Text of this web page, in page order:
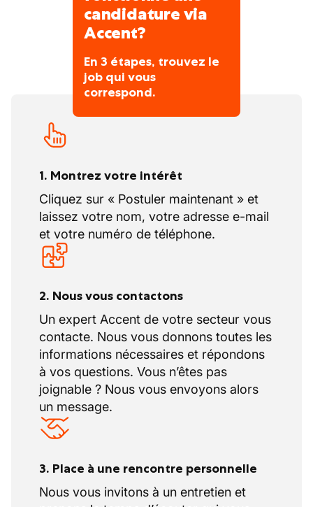
• Un matching précis entre votre profil et
l’entreprise qui vous correspond.
après chaque entretien, pour vous préparer
et vous rassurer à chaque étape.
poste, afin d’assurer votre épanouissement
dans l’entreprise.
Intéressé(e) ?
rencontrer deux job coach qui pensent que
le meilleur entretien commence par un bon
café ! (Et si vous préférez le thé ou un bon
verre d’eau, on s’adapte volontiers !)
candidature via
Accent?
En 3 étapes, trouvez le
job qui vous
correspond.
1. Montrez votre intérêt
Cliquez sur « Postuler maintenant » et
laissez votre nom, votre adresse e-mail
et votre numéro de téléphone.
2. Nous vous contactons
Un expert Accent de votre secteur vous
contacte. Nous vous donnons toutes les
informations nécessaires et répondons
à vos questions. Vous n’êtes pas
joignable ? Nous vous envoyons alors
un message.
3. Place à une rencontre personnelle
Nous vous invitons à un entretien et